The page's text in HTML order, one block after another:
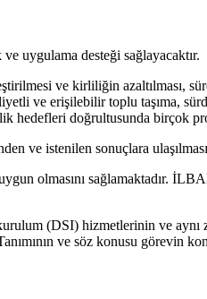
uygulama desteği sağlayacaktır.
ve kirliliğin azaltılması,
ve erişilebilir toplu taşıma,
hedefleri doğrultusunda birçok
istenilen sonuçlara
olmasını sağlamaktadır.
(DSI) hizmetlerinin ve aynı
ve söz konusu görevin